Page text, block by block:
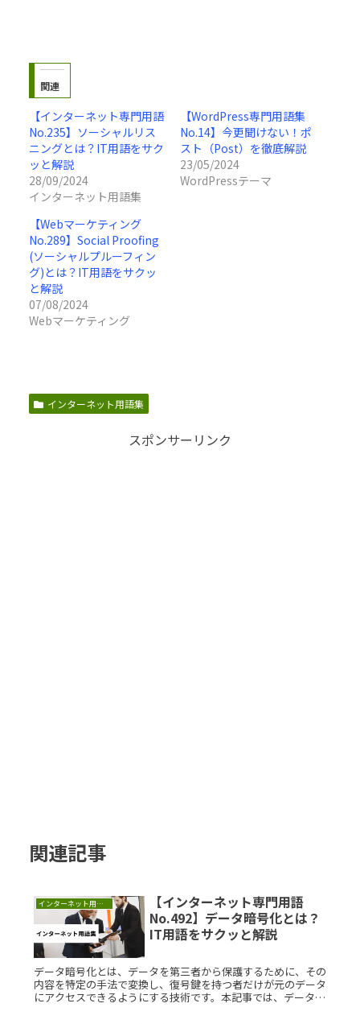
関連
【インターネット専門用語
No.235】ソーシャルリス
ニングとは？IT用語をサク
ッと解説
28/09/2024
インターネット用語集
【WordPress専門用語集
No.14】今更聞けない！ポ
スト（Post）を徹底解説
23/05/2024
WordPressテーマ
【Webマーケティング
No.289】Social Proofing
(ソーシャルプルーフィン
グ)とは？IT用語をサクッ
と解説
07/08/2024
Webマーケティング
インターネット用語集
スポンサーリンク
関連記事
インターネット用語集
【インターネット専門用語
No.492】データ暗号化とは？
IT用語をサクッと解説
データ暗号化とは、データを第三者から保護するために、その
内容を特定の手法で変換し、復号鍵を持つ者だけが元のデータ
にアクセスできるようにする技術です。本記事では、データ暗